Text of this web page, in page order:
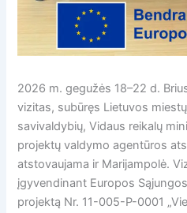
2026 m. gegužės 18–22 d.
vizitas, subūręs Lietuvos
savivaldybių, Vidaus reikalų
projektų valdymo agentūros
atstovaujama ir Marijampolė.
įgyvendinant Europos
projektą Nr. 11-005-P-0001